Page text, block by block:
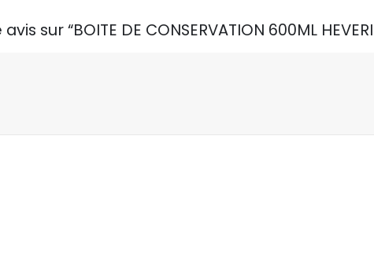
sur “BOITE DE CONSERVATION 600ML